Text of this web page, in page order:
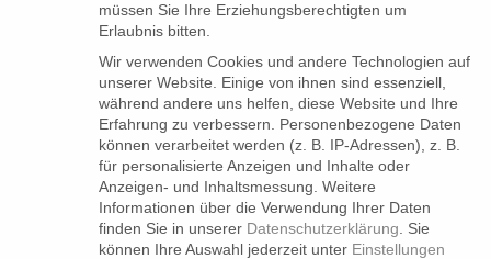
LADENGESCHÄFT
Hegestraße 21
20251 Hamburg-Eppendorf
müssen Sie Ihre Erziehungsberechtigten um
Erlaubnis bitten.
Wir verwenden Cookies und andere Technologien auf
unserer Website. Einige von ihnen sind essenziell,
während andere uns helfen, diese Website und Ihre
Erfahrung zu verbessern.
Personenbezogene Daten
können verarbeitet werden (z. B. IP-Adressen), z. B.
für personalisierte Anzeigen und Inhalte oder
Anzeigen- und Inhaltsmessung. Weitere
Informationen über die Verwendung Ihrer Daten
finden Sie in unserer Datenschutzerklärung
Sie
können Ihre Auswahl jederzeit unter Einstellungen